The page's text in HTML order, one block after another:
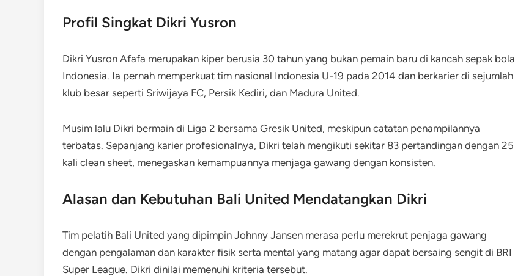
Profil Singkat Dikri Yusron
Dikri Yusron Afafa merupakan kiper berusia 30 tahun yang bukan pemain baru di kancah sepak bola
Indonesia. Ia pernah memperkuat tim nasional Indonesia U-19 pada 2014 dan berkarier di sejumlah
klub besar seperti Sriwijaya FC, Persik Kediri, dan Madura United.
Musim lalu Dikri bermain di Liga 2 bersama Gresik United, meskipun catatan penampilannya
terbatas. Sepanjang karier profesionalnya, Dikri telah mengikuti sekitar 83 pertandingan dengan 25
kali clean sheet, menegaskan kemampuannya menjaga gawang dengan konsisten.
Alasan dan Kebutuhan Bali United Mendatangkan Dikri
Tim pelatih Bali United yang dipimpin Johnny Jansen merasa perlu merekrut penjaga gawang
dengan pengalaman dan karakter fisik serta mental yang matang agar dapat bersaing sengit di BRI
Super League. Dikri dinilai memenuhi kriteria tersebut.